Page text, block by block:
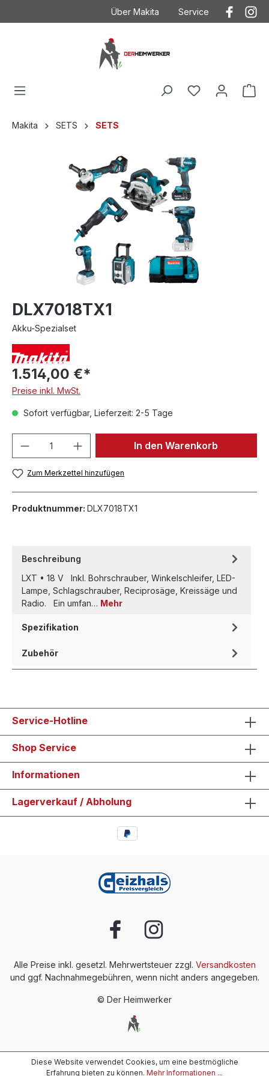
Über Makita
Kontakt
Impressum
Service
Makita SETS SETS
DLX7018TX1
Akku-Spezialset
1.514,00 €*
Preise inkl. MwSt.
Sofort verfügbar, Lieferzeit: 2-5 Tage
In den Warenkorb
Zum Merkzettel hinzufügen
Produktnummer: DLX7018TX1
Beschreibung
LXT • 18 V Inkl. Bohrschrauber, Winkelschleifer, LED-
Lampe, Schlagschrauber, Reciprosäge, Kreissäge und
Radio. Ein umfan… Mehr
Spezifikation
Zubehör
Service-Hotline
Shop Service
Informationen
Lagerverkauf / Abholung
Alle Preise inkl. gesetzl. Mehrwertsteuer zzgl. Versandkosten
und ggf. Nachnahmegebühren, wenn nicht anders angegeben.
© Der Heimwerker
Diese Website verwendet Cookies, um eine bestmögliche
Erfahrung bieten zu können. Mehr Informationen ...